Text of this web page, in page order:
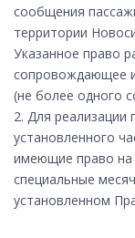
сообщения
территории
Указанное право
сопровождающее
(не более одного
2. Для реализации
установленного
имеющие право на
специальные
установленном